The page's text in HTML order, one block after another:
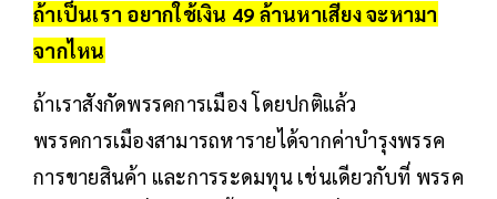
ถ้าเป็นเรา อยากใช้เงิน 49 ล้านหาเสียง จะหามา
จากไหน
ถ้าเราสังกัดพรรคการเมือง โดยปกติแล้ว
พรรคการเมืองสามารถหารายได้จากค่าบำรุงพรรค
การขายสินค้า และการระดมทุน เช่นเดียวกับที่ พรรค